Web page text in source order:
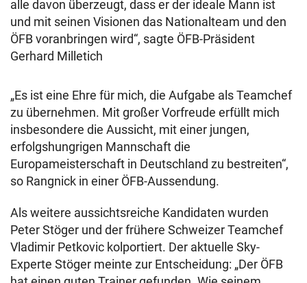
alle davon überzeugt, dass er der ideale Mann ist
und mit seinen Visionen das Nationalteam und den
ÖFB voranbringen wird“, sagte ÖFB-Präsident
Gerhard Milletich
„Es ist eine Ehre für mich, die Aufgabe als Teamchef
zu übernehmen. Mit großer Vorfreude erfüllt mich
insbesondere die Aussicht, mit einer jungen,
erfolgshungrigen Mannschaft die
Europameisterschaft in Deutschland zu bestreiten“,
so Rangnick in einer ÖFB-Aussendung.
Als weitere aussichtsreiche Kandidaten wurden
Peter Stöger und der frühere Schweizer Teamchef
Vladimir Petkovic kolportiert. Der aktuelle Sky-
Experte Stöger meinte zur Entscheidung: „Der ÖFB